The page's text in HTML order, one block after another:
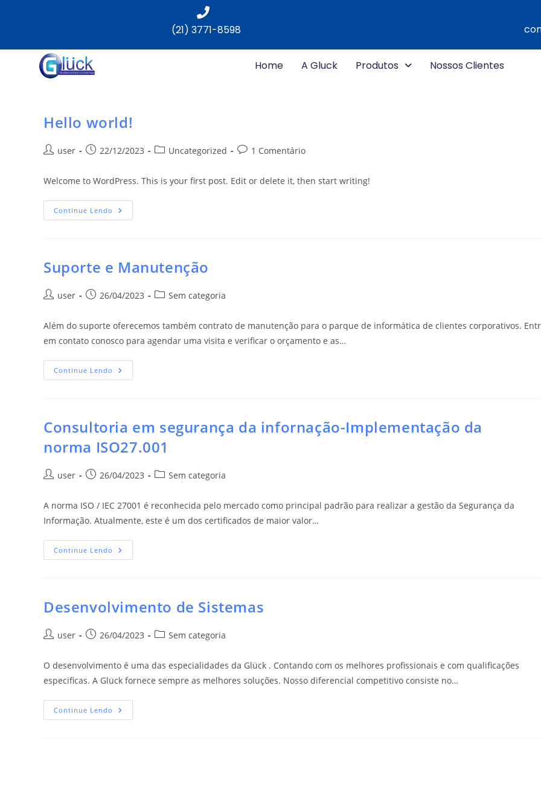
(21) 3771-8598
Home A Gluck Produtos Nossos Clientes
Hello world!
user 22/12/2023 Uncategorized 1 Comentário
Welcome to WordPress. This is your first post. Edit or delete it, then start writing!
Continue Lendo
Suporte e Manutenção
user 26/04/2023 Sem categoria
Além do suporte oferecemos também contrato de manutenção para o parque de informática de clientes corporativos.
em contato conosco para agendar uma visita e verificar o orçamento e as…
Continue Lendo
Consultoria em segurança da infornação-Implementação da
norma ISO27.001
user 26/04/2023 Sem categoria
A norma ISO / IEC 27001 é reconhecida pelo mercado como principal padrão para realizar a gestão da Segurança da
Informação. Atualmente, este é um dos certificados de maior valor…
Continue Lendo
Desenvolvimento de Sistemas
user 26/04/2023 Sem categoria
O desenvolvimento é uma das especialidades da Glück . Contando com os melhores profissionais e com qualificações
especificas. A Glück fornece sempre as melhores soluções. Nosso diferencial competitivo consiste no…
Continue Lendo